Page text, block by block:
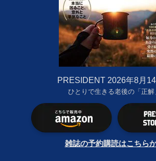
PRESIDENT 2026年8月
ひとりで生きる老後の「正解
雑誌の予約購読はこちら